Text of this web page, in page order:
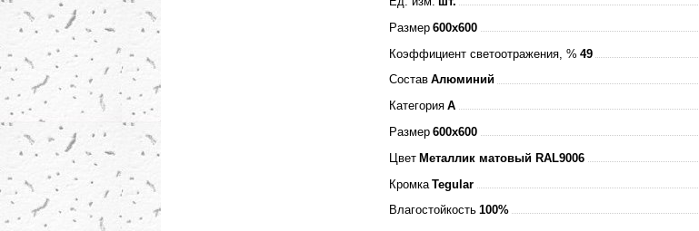
Размер 600x600
Коэффициент светоотражения, % 49
Состав Алюминий
Категория A
Размер 600x600
Цвет Металлик матовый RAL9006
Кромка Tegular
Влагостойкость 100%